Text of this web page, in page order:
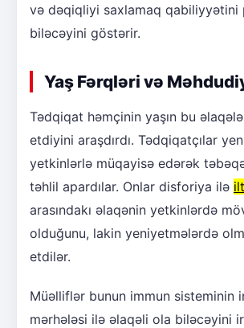
və dəqiqliyi saxlamaq qabiliyyətini
biləcəyini göstərir.
Yaş Fərqləri və
Tədqiqat həmçinin yaşın bu
etdiyini araşdırdı. Tədqiqatçılar
yetkinlərlə müqayisə edərək
təhlil apardılar. Onlar disforiya ilə
arasındakı əlaqənin yetkinlərdə
olduğunu, lakin yeniyetmələrdə
etdilər.
Müəlliflər bunun immun sisteminin
mərhələsi ilə əlaqəli ola biləcəyini